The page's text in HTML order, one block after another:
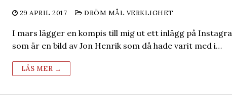
29 APRIL 2017 DRÖM MÅL VERKLIGHET
I mars lägger en kompis till mig ut ett inlägg på
som är en bild av Jon Henrik som då hade varit med i…
LÄS MER →